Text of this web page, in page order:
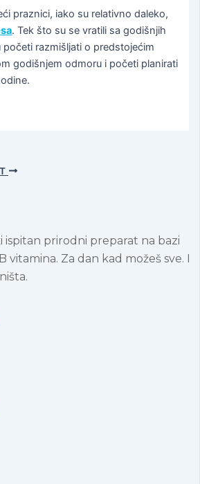
praznici, iako su relativno daleko,
. Tek što su se vratili sa godišnjih
razmišljati o predstojećim
godišnjem odmoru i početi planirati
ispitan prirodni preparat na bazi
vitamina. Za dan kad možeš sve. I